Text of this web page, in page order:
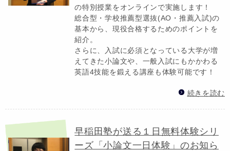
の特別授業をオンラインで実施します！
総合型・学校推薦型選抜(AO・推薦入試)の
基本から、現役合格するためのポイントを
紹介。
さらに、入試に必須となっている大学が増
えてきた小論文や、一般入試にもかかわる
英語4技能を鍛える講座も体験可能です！
続きを読む
早稲田塾が送る１日無料体験シリ
ーズ「小論文一日体験」のお知ら